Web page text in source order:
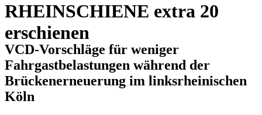
RHEINSCHIENE extra 20
erschienen
VCD-Vorschläge für weniger
Fahrgastbelastungen während der
Brückenerneuerung im linksrheinischen
Köln